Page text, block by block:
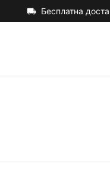
local_shipping Бесплатна